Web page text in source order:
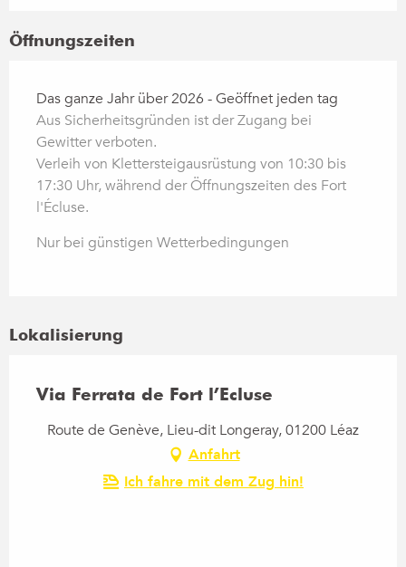
Öffnungszeiten
Das ganze Jahr über 2026 - Geöffnet jeden tag
Aus Sicherheitsgründen ist der Zugang bei
Gewitter verboten.
Verleih von Klettersteigausrüstung von 10:30 bis
17:30 Uhr, während der Öffnungszeiten des Fort
l'Écluse.
Nur bei günstigen Wetterbedingungen
Lokalisierung
Via Ferrata de Fort l’Ecluse
Route de Genève, Lieu-dit Longeray, 01200 Léaz
Anfahrt
Ich fahre mit dem Zug hin!